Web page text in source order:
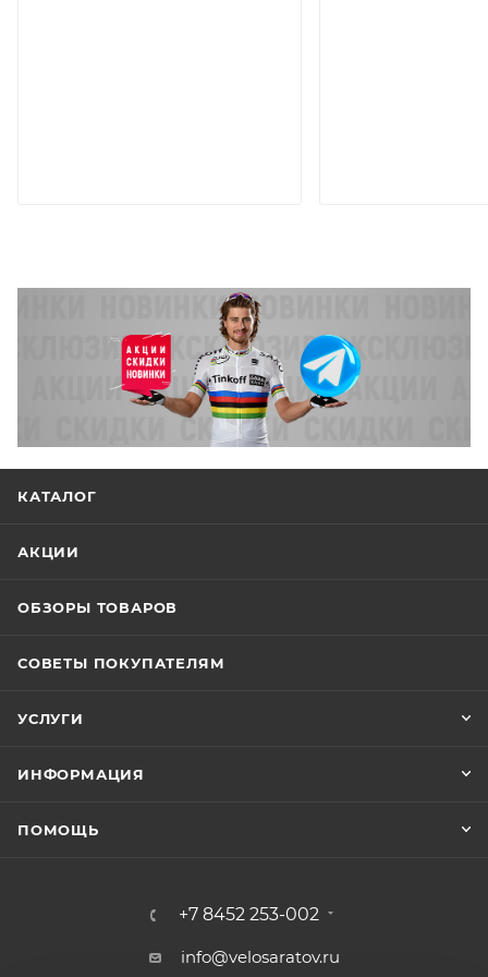
КАТАЛОГ
АКЦИИ
ОБЗОРЫ ТОВАРОВ
СОВЕТЫ ПОКУПАТЕЛЯМ
УСЛУГИ
ИНФОРМАЦИЯ
ПОМОЩЬ
+7 8452 253-002
info@velosaratov.ru